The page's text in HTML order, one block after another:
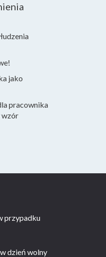
jako
pracownika
wzór
przypadku
dzień wolny